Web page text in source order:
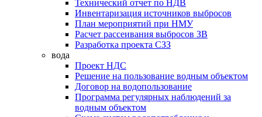
Технический отчет по НДВ
Инвентаризация источников выбросов
План мероприятий при НМУ
Расчет рассеивания выбросов ЗВ
Разработка проекта СЗЗ
вода
Проект НДС
Решение на пользование водным объектом
Договор на водопользование
Программа регулярных наблюдений за
водным объектом